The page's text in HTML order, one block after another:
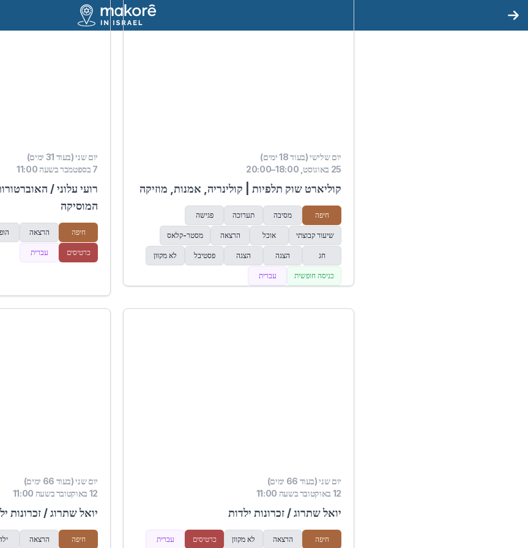
יום שלישי (בעוד 18 ימים)
25 באוגוסט, 18:00–20:00
קוליארט שוק תלפיות | קולינריה, אמנות, מוזיקה
חיפה מסיבה תערוכה פגישה
שיעור קבוצתי אוכל הרצאה מסטר-קלאס
חג הצגה הצגה פסטיבל לא מקוון
כניסה חופשית עברית
יום שני (בעוד 31 ימים)
7 בספטמבר בשעה 11:00
רועי עלוני /
המוסיקה
חיפה הרצאה
כרטיסים עברית
יום שני (בעוד 66 ימים)
12 באוקטובר בשעה 11:00
יואל שתרוג / זכרונות ילדות
חיפה הרצאה לא מקוון כרטיסים עברית
יום שני (בעוד 66 ימים)
12 באוקטובר בשעה 11:00
יואל שתרוג / זכרונות
חיפה הרצאה